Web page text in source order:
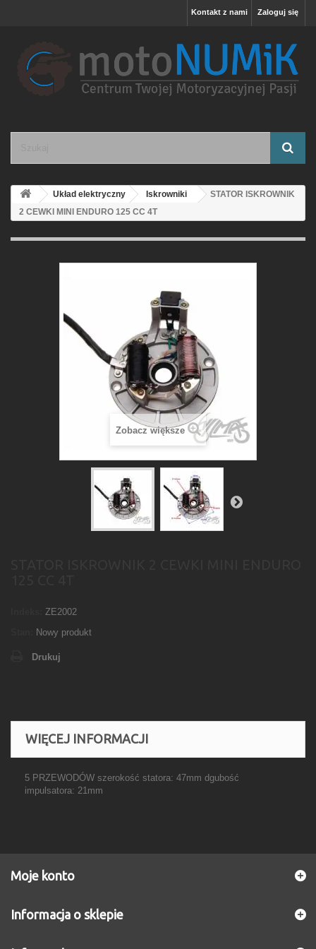
Zaloguj się
Kontakt z nami
Układ elektryczny Iskrowniki
STATOR ISKROWNIK
2 CEWKI MINI ENDURO 125 CC 4T
Zobacz większe
ZE2002
Nowy produkt
Drukuj
WIĘCEJ INFORMACJI
5 PRZEWODÓW szerokość statora: 47mm dgubość
impulsatora: 21mm
Moje konto
Informacja o sklepie